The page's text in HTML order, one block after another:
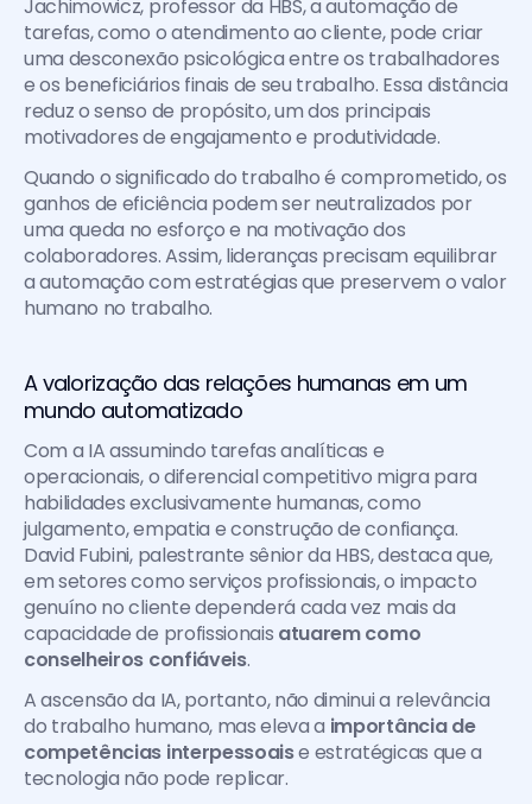
Jachimowicz, professor da HBS, a automação de
tarefas, como o atendimento ao cliente, pode criar
uma desconexão psicológica entre os trabalhadores
e os beneficiários finais de seu trabalho. Essa distância
reduz o senso de propósito, um dos principais
motivadores de engajamento e produtividade.
Quando o significado do trabalho é comprometido, os
ganhos de eficiência podem ser neutralizados por
uma queda no esforço e na motivação dos
colaboradores. Assim, lideranças precisam equilibrar
a automação com estratégias que preservem o valor
humano no trabalho.
A valorização das relações humanas em um
mundo automatizado
Com a IA assumindo tarefas analíticas e
operacionais, o diferencial competitivo migra para
habilidades exclusivamente humanas, como
julgamento, empatia e construção de confiança.
David Fubini, palestrante sênior da HBS, destaca que,
em setores como serviços profissionais, o impacto
genuíno no cliente dependerá cada vez mais da
capacidade de profissionais atuarem como
conselheiros confiáveis.
A ascensão da IA, portanto, não diminui a relevância
do trabalho humano, mas eleva a importância de
competências interpessoais e estratégicas que a
tecnologia não pode replicar.